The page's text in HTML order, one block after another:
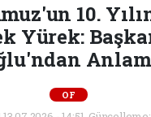
10.
Yürek:
OF